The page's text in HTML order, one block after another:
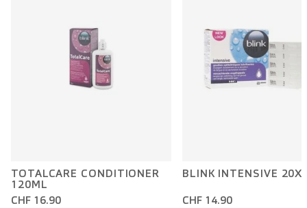
TOTALCARE CONDITIONER
120ML
CHF 16.90
BLINK INTENSIVE
CHF 14.90